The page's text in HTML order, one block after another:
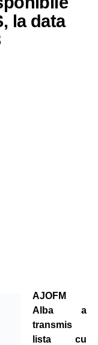
la data
AJOFM
Alba a
transmis
lista cu